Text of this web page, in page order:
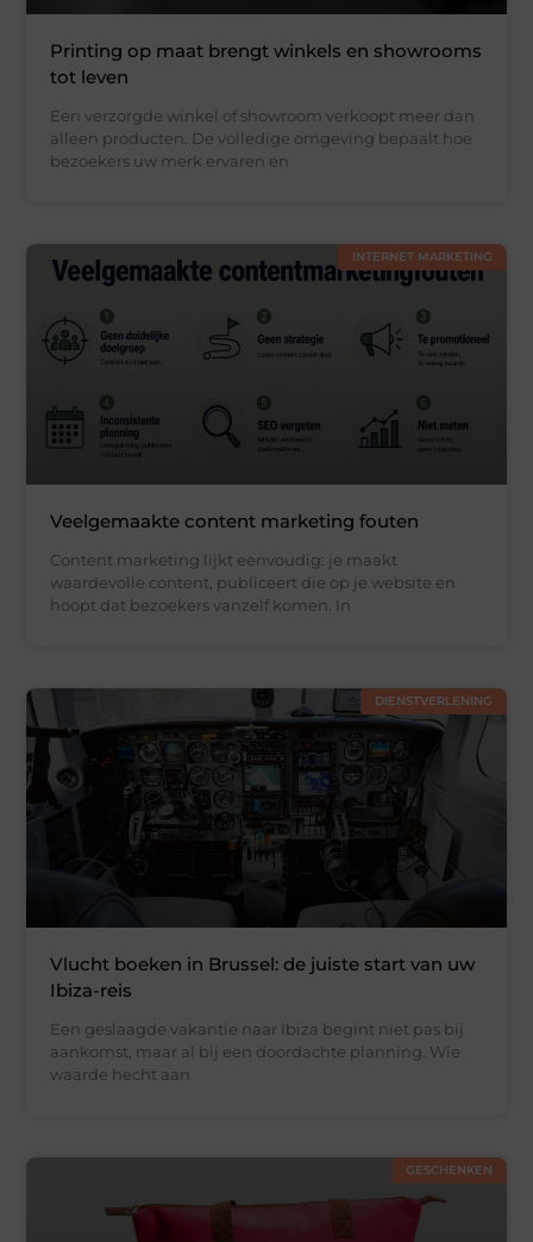
Printing op maat brengt winkels en showrooms
tot leven
Een verzorgde winkel of showroom verkoopt meer dan
alleen producten. De volledige omgeving bepaalt hoe
bezoekers uw merk ervaren en
INTERNET MARKETING
Veelgemaakte content marketing fouten
Content marketing lijkt eenvoudig: je maakt
waardevolle content, publiceert die op je website en
hoopt dat bezoekers vanzelf komen. In
DIENSTVERLENING
Vlucht boeken in Brussel: de juiste start van uw
Ibiza-reis
Een geslaagde vakantie naar Ibiza begint niet pas bij
aankomst, maar al bij een doordachte planning. Wie
waarde hecht aan
GESCHENKEN